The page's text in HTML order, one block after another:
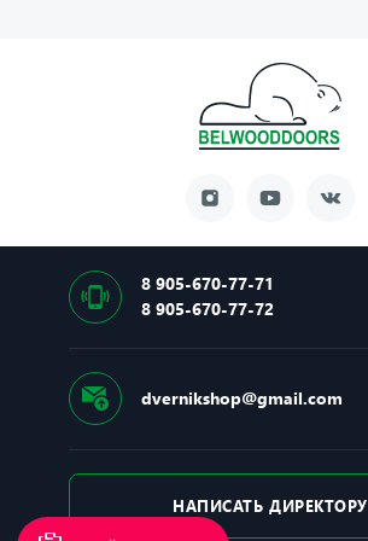
8 905-670-77-71
8 905-670-77-72
dvernikshop@gmail.com
НАПИСАТЬ ДИРЕКТОРУ